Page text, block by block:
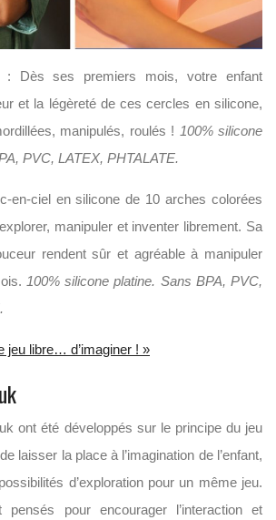
Dès ses premiers mois, votre enfant
et la légèreté de ces cercles en silicone,
manipulés, roulés ! 100% silicone
PVC, LATEX, PHTALATE.
en-ciel en silicone de 10 arches colorées
manipuler et inventer librement. Sa
rendent sûr et agréable à manipuler
100% silicone platine. Sans BPA, PVC,
jeu libre… d’imaginer ! »
ont été développés sur le principe du jeu
laisser la place à l’imagination de l’enfant,
d’exploration pour un même jeu.
pensés pour encourager l’interaction et